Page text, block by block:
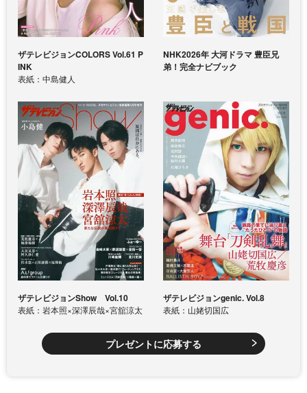
ザテレビジョンCOLORS Vol.61 P
INK
表紙：中島健人
NHK2026年 大河ドラマ 豊臣兄
弟！完全ナビブック
ザテレビジョンShow Vol.10
表紙：岩本照×深澤辰哉×宮舘涼太
ザテレビジョンgenic. Vol.8
表紙：山姥切国広
プレゼントに応募する